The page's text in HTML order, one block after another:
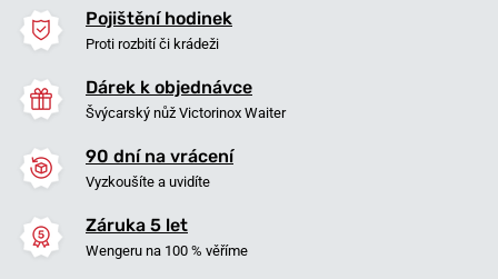
Pojištění hodinek
Proti rozbití či krádeži
Dárek k objednávce
Švýcarský nůž Victorinox Waiter
90 dní na vrácení
Vyzkoušíte a uvidíte
Záruka 5 let
Wengeru na 100 % věříme